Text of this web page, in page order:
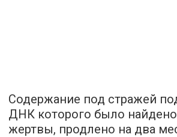
Содержание под стражей
ДНК которого было найдено
жертвы, продлено на два